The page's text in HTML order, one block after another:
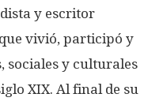
y escritor
vivió, participó y
sociales y culturales
XIX. Al final de su